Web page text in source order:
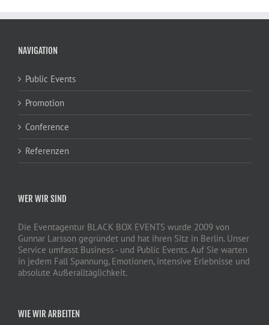
NAVIGATION
Public Events
Promotion
Conference
Referenzen
WER WIR SIND
Die Eventagentur BLACK BOX EVENTS wurde 2009 von
Gunnar Larsson gegründet und hat ihren Sitz in Berlin. Unser
Service umfasst Business - und Public Events. Auf Sie warten
in jedem Fall Spannung, Emotionen, intensive Erlebnisse und
absolute Außeralltäglichkeit.
WIE WIR ARBEITEN